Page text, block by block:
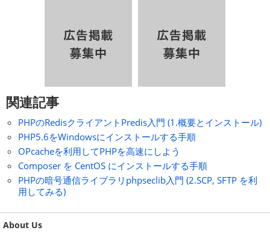
関連記事
PHPのRedisクライアントPredis入門 (1.概要とインストール)
PHP5.6をWindowsにインストールする手順
OPcacheを利用してPHPを高速にしよう
Composer を CentOS にインストールする手順
PHPの暗号通信ライブラリphpseclib入門 (2.SCP, SFTP を利
用してみる)
About Us